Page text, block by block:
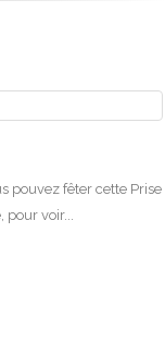
pouvez fêter cette Prise
pour voir...